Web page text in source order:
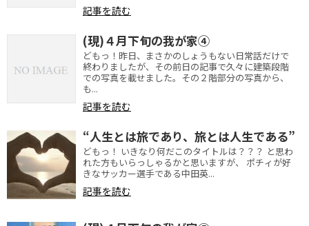
記事を読む
(現)４月下旬の我が家④
どもっ！昨日、まさかのしょうもない日常話だけで
終わりましたが、その前日の記事で久々に建築段階
での写真を載せました。その２階部分の写真から、
も...
記事を読む
“人生とは旅であり、旅とは人生である”
どもっ！ いきなり何だこのタイトルは？？？ と思わ
れた方もいらっしゃるかと思いますが、 ポチィが好
きなサッカー選手である中田英...
記事を読む